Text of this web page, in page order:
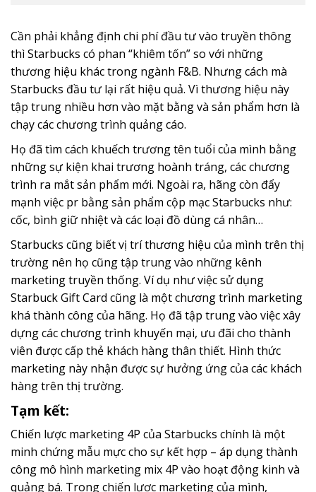
Cần phải khẳng định chi phí đầu tư vào truyền thông
thì Starbucks có phan “khiêm tốn” so với những
thương hiệu khác trong ngành F&B. Nhưng cách mà
Starbucks đầu tư lại rất hiệu quả. Vì thương hiệu này
tập trung nhiều hơn vào mặt bằng và sản phẩm hơn là
chạy các chương trình quảng cáo.
Họ đã tìm cách khuếch trương tên tuổi của mình bằng
những sự kiện khai trương hoành tráng, các chương
trình ra mắt sản phẩm mới. Ngoài ra, hãng còn đẩy
mạnh việc pr bằng sản phẩm cộp mạc Starbucks như:
cốc, bình giữ nhiệt và các loại đồ dùng cá nhân…
Starbucks cũng biết vị trí thương hiệu của mình trên thị
trường nên họ cũng tập trung vào những kênh
marketing truyền thống. Ví dụ như việc sử dụng
Starbuck Gift Card cũng là một chương trình marketing
khá thành công của hãng. Họ đã tập trung vào việc xây
dựng các chương trình khuyến mại, ưu đãi cho thành
viên được cấp thẻ khách hàng thân thiết. Hình thức
marketing này nhận được sự hưởng ứng của các khách
hàng trên thị trường.
Tạm kết:
Chiến lược marketing 4P của Starbucks chính là một
minh chứng mẫu mực cho sự kết hợp – áp dụng thành
công mô hình marketing mix 4P vào hoạt động kinh và
quảng bá. Trong chiến lược marketing của mình,